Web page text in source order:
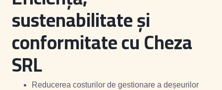
sustenabilitate și
conformitate cu Cheza
SRL
Reducerea costurilor de gestionare a deșeurilor